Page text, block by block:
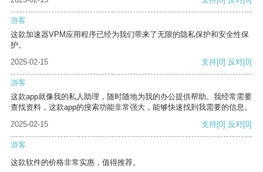
游客
这款加速器VPM应用程序已经为我们带来了无限的隐私保护和安全性保
护。
2025-02-15
支持[0] 反对[0]
游客
这款app就像我的私人助理，随时随地为我的办公提供帮助。我经常需要
查找资料，这款app的搜索功能非常强大，能够快速找到我需要的信息。
2025-02-15
支持[0] 反对[0]
游客
这款软件的价格非常实惠，值得推荐。